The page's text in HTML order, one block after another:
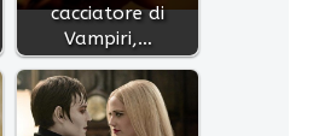
cacciatore di
Vampiri,…